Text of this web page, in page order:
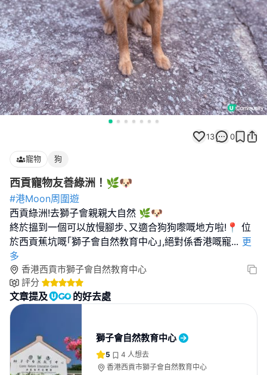
13 0
寵物 狗
西貢寵物友善綠洲！🌿🐶
#港Moon周圍遊
西貢綠洲!去獅子會親親大自然 🌿🐶
終於搵到一個可以放慢腳步､又適合狗狗嚟嘅地方啦!📍 位
於西貢蕉坑嘅｢獅子會自然教育中心｣,絕對係香港嘅寵... 更
多
香港西貢市獅子會自然教育中心
評分
文章提及 的好去處
獅子會自然教育中心
5 4 人想去
香港西貢市獅子會自然教育中心